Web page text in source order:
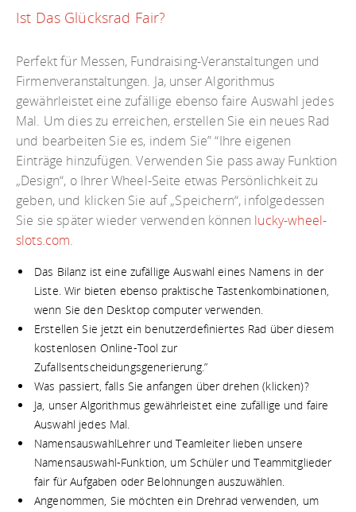
Ist Das Glücksrad Fair?
Perfekt für Messen, Fundraising-Veranstaltungen und
Firmenveranstaltungen. Ja, unser Algorithmus
gewährleistet eine zufällige ebenso faire Auswahl jedes
Mal. Um dies zu erreichen, erstellen Sie ein neues Rad
und bearbeiten Sie es, indem Sie” “Ihre eigenen
Einträge hinzufügen. Verwenden Sie pass away Funktion
„Design“, o Ihrer Wheel-Seite etwas Persönlichkeit zu
geben, und klicken Sie auf „Speichern“, infolgedessen
Sie sie später wieder verwenden können lucky-wheel-
slots.com.
Das Bilanz ist eine zufällige Auswahl eines Namens in der
Liste. Wir bieten ebenso praktische Tastenkombinationen,
wenn Sie den Desktop computer verwenden.
Erstellen Sie jetzt ein benutzerdefiniertes Rad über diesem
kostenlosen Online-Tool zur
Zufallsentscheidungsgenerierung.”
Was passiert, falls Sie anfangen über drehen (klicken)?
Ja, unser Algorithmus gewährleistet eine zufällige und faire
Auswahl jedes Mal.
NamensauswahlLehrer und Teamleiter lieben unsere
Namensauswahl-Funktion, um Schüler und Teammitglieder
fair für Aufgaben oder Belohnungen auszuwählen.
Angenommen, Sie möchten ein Drehrad verwenden, um